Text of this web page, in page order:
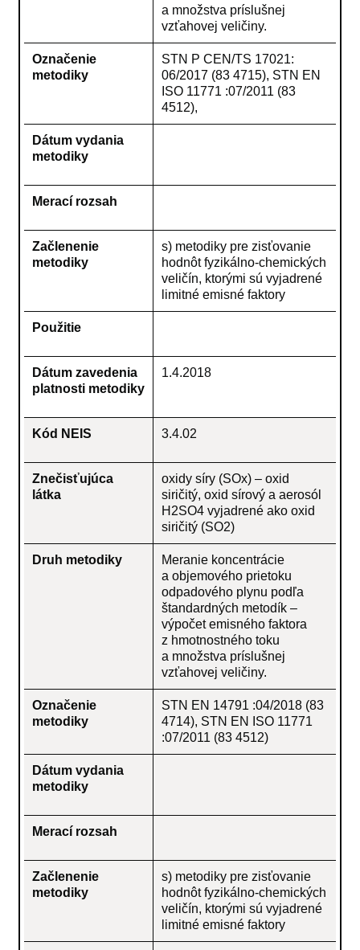
a množstva príslušnej
vzťahovej veličiny.
Označenie
metodiky
STN P CEN/TS 17021:
06/2017 (83 4715), STN EN
ISO 11771 :07/2011 (83
4512),
Dátum vydania
metodiky
Merací rozsah
Začlenenie
metodiky
s) metodiky pre zisťovanie
hodnôt fyzikálno-chemických
veličín, ktorými sú vyjadrené
limitné emisné faktory
Použitie
Dátum zavedenia
platnosti metodiky
1.4.2018
Kód NEIS 3.4.02
Znečisťujúca
látka
oxidy síry (SOx) – oxid
siričitý, oxid sírový a aerosól
H2SO4 vyjadrené ako oxid
siričitý (SO2)
Druh metodiky
Meranie koncentrácie
a objemového prietoku
odpadového plynu podľa
štandardných metodík –
výpočet emisného faktora
z hmotnostného toku
a množstva príslušnej
vzťahovej veličiny.
Označenie
metodiky
STN EN 14791 :04/2018 (83
4714), STN EN ISO 11771
:07/2011 (83 4512)
Dátum vydania
metodiky
Merací rozsah
Začlenenie
metodiky
s) metodiky pre zisťovanie
hodnôt fyzikálno-chemických
veličín, ktorými sú vyjadrené
limitné emisné faktory